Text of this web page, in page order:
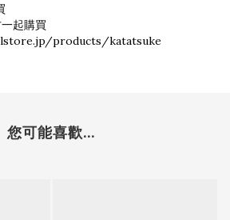
起購買
products/katatsuke
您可能喜歡...